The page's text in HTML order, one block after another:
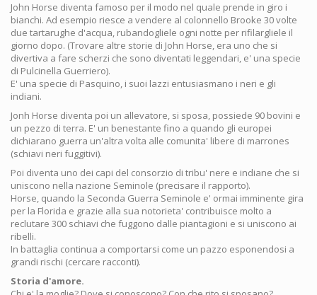
John Horse diventa famoso per il modo nel quale prende in giro i
bianchi. Ad esempio riesce a vendere al colonnello Brooke 30 volte
due tartarughe d'acqua, rubandogliele ogni notte per rifilargliele il
giorno dopo. (Trovare altre storie di John Horse, era uno che si
divertiva a fare scherzi che sono diventati leggendari, e' una specie
di Pulcinella Guerriero).
E' una specie di Pasquino, i suoi lazzi entusiasmano i neri e gli
indiani.
Jonh Horse diventa poi un allevatore, si sposa, possiede 90 bovini e
un pezzo di terra. E' un benestante fino a quando gli europei
dichiarano guerra un'altra volta alle comunita' libere di marrones
(schiavi neri fuggitivi).
Poi diventa uno dei capi del consorzio di tribu' nere e indiane che si
uniscono nella nazione Seminole (precisare il rapporto).
Horse, quando la Seconda Guerra Seminole e' ormai imminente gira
per la Florida e grazie alla sua notorieta' contribuisce molto a
reclutare 300 schiavi che fuggono dalle piantagioni e si uniscono ai
ribelli.
In battaglia continua a comportarsi come un pazzo esponendosi a
grandi rischi (cercare racconti).
Storia d'amore.